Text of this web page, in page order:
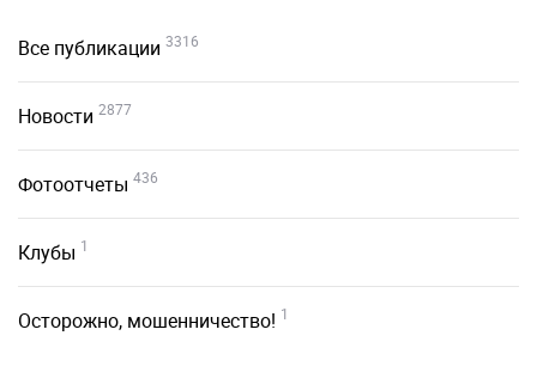
Все публикации 3316
Новости 2877
Фотоотчеты 436
Клубы 1
Осторожно, мошенничество! 1